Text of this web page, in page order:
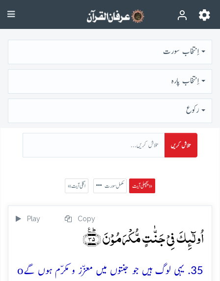
اِنتخاب سورت
اِنتخاب پارہ
رُكوع
تلاش کریں
پچھلی آیت » مکمل سورت « اگلی آیت
Play Copy
اُولٰٓئِکَ فِیۡ جَنّٰتٍ مُّکۡرَمُوۡنَ ﴿ؕ٪۳۵﴾
35. یہی لوگ ہیں جو جنتوں میں معزّز و مکرّم ہوں گے o